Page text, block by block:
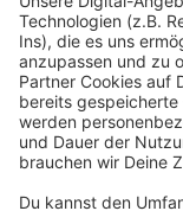
Düsseldorf will
und Amsterdam
Guthabenkarte
mit Bargeld
Ziel des